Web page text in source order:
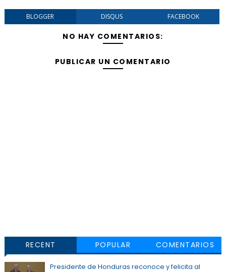
BLOGGER DISQUS FACEBOOK
NO HAY COMENTARIOS:
PUBLICAR UN COMENTARIO
RECENT POPULAR COMENTARIOS
Presidente de Honduras reconoce y felicita al